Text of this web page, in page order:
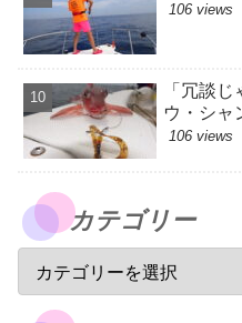
106 views
「冗談
ウ・シャ
106 views
カテゴリー